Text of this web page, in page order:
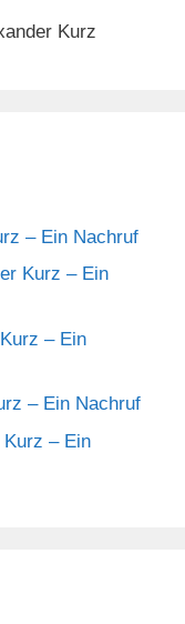
Kurz
– Ein Nachruf
Kurz – Ein
– Ein
– Ein Nachruf
Kurz – Ein